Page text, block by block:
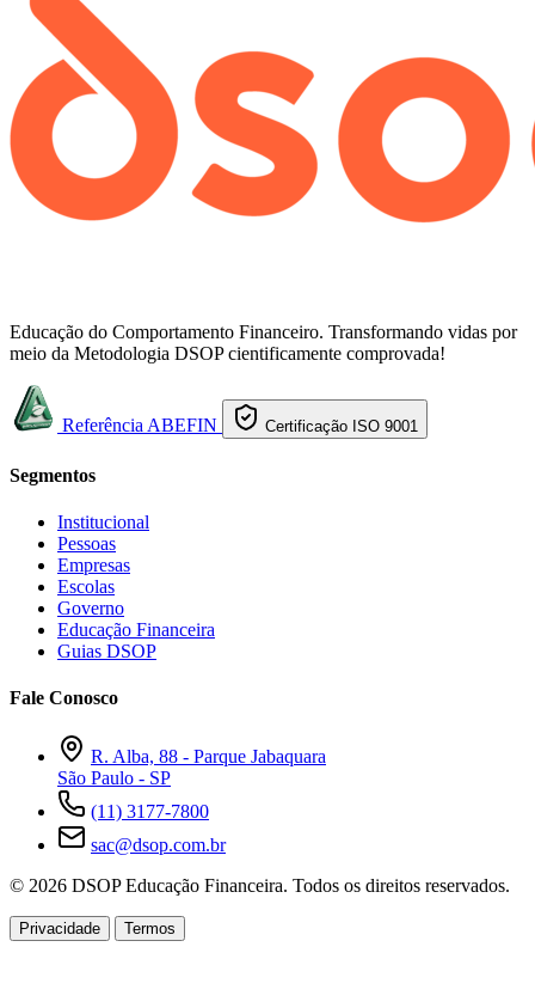
Educação do Comportamento Financeiro. Transformando vidas por
meio da Metodologia DSOP cientificamente comprovada!
Referência ABEFIN Certificação ISO 9001
Segmentos
Institucional
Pessoas
Empresas
Escolas
Governo
Educação Financeira
Guias DSOP
Fale Conosco
R. Alba, 88 - Parque Jabaquara
São Paulo - SP
(11) 3177-7800
sac@dsop.com.br
© 2026 DSOP Educação Financeira. Todos os direitos reservados.
Privacidade Termos